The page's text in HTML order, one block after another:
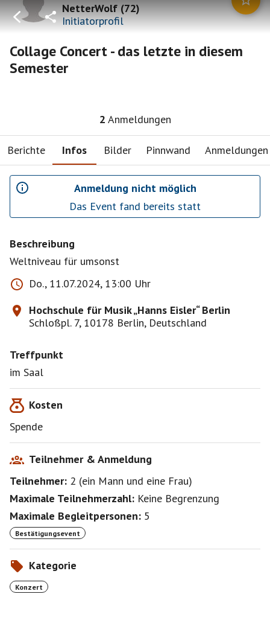
NetterWolf(72)
Initiatorprofil
Collage Concert - das letzte in diesem
Semester
2 Anmeldungen
Berichte Infos Bilder Pinnwand Anmeldungen
Anmeldung nicht möglich
Das Event fand bereits statt
Beschreibung
Weltniveau für umsonst
Do., 11.07.2024, 13:00 Uhr
Hochschule für Musik „Hanns Eisler“ Berlin
Schloßpl. 7, 10178 Berlin, Deutschland
Treffpunkt
im Saal
Kosten
Spende
Teilnehmer & Anmeldung
Teilnehmer: 2 (ein Mann und eine Frau)
Maximale Teilnehmerzahl: Keine Begrenzung
Maximale Begleitpersonen: 5
Bestätigungsevent
Kategorie
Konzert